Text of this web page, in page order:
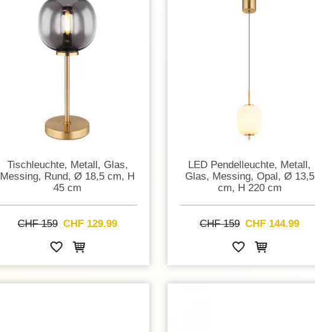
Tischleuchte, Metall, Glas,
Messing, Rund, Ø 18,5 cm, H
45 cm
CHF 159 CHF 129.99
LED Pendelleuchte, Metall,
Glas, Messing, Opal, Ø 13,5
cm, H 220 cm
CHF 159 CHF 144.99